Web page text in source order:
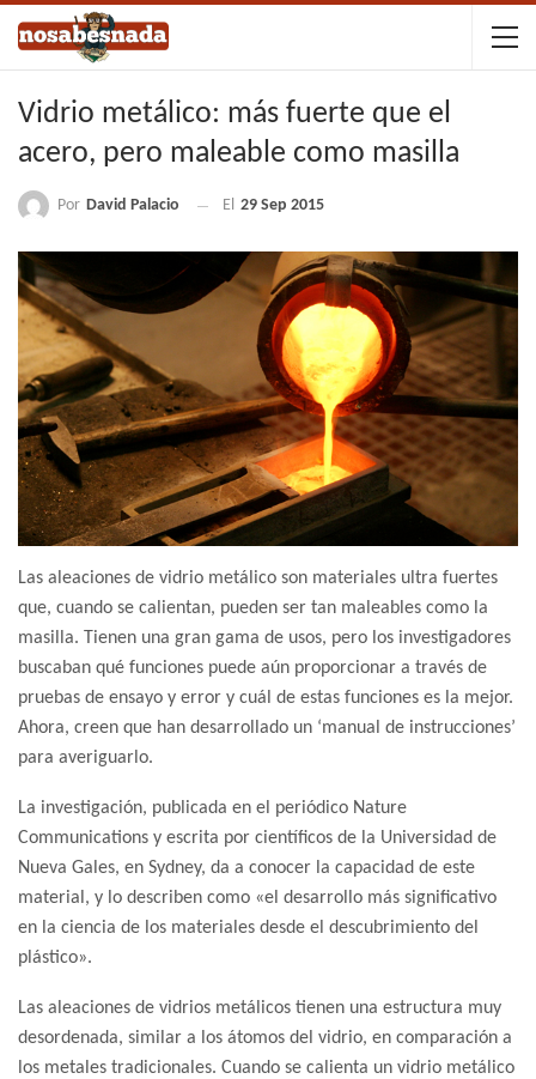
Vidrio metálico: más fuerte que el
acero, pero maleable como masilla
Por David Palacio El 29 Sep 2015
Las aleaciones de vidrio metálico son materiales ultra fuertes
que, cuando se calientan, pueden ser tan maleables como la
masilla. Tienen una gran gama de usos, pero los investigadores
buscaban qué funciones puede aún proporcionar a través de
pruebas de ensayo y error y cuál de estas funciones es la mejor.
Ahora, creen que han desarrollado un ‘manual de instrucciones’
para averiguarlo.
La investigación, publicada en el periódico Nature
Communications y escrita por científicos de la Universidad de
Nueva Gales, en Sydney, da a conocer la capacidad de este
material, y lo describen como «el desarrollo más significativo
en la ciencia de los materiales desde el descubrimiento del
plástico».
Las aleaciones de vidrios metálicos tienen una estructura muy
desordenada, similar a los átomos del vidrio, en comparación a
los metales tradicionales. Cuando se calienta un vidrio metálico